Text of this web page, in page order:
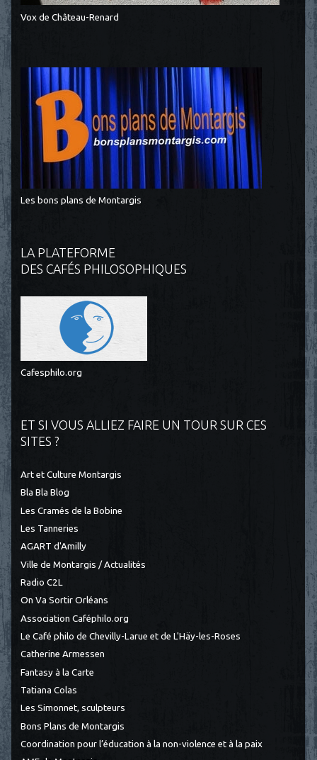
Vox de Château-Renard
Les bons plans de Montargis
LA PLATEFORME
DES CAFÉS PHILOSOPHIQUES
Cafesphilo.org
ET SI VOUS ALLIEZ FAIRE UN TOUR SUR CES
SITES ?
Art et Culture Montargis
Bla Bla Blog
Les Cramés de la Bobine
Les Tanneries
AGART d'Amilly
Ville de Montargis / Actualités
Radio C2L
On Va Sortir Orléans
Association Caféphilo.org
Le Café philo de Chevilly-Larue et de L'Häy-les-Roses
Catherine Armessen
Fantasy à la Carte
Tatiana Colas
Les Simonnet, sculpteurs
Bons Plans de Montargis
Coordination pour l’éducation à la non-violence et à la paix